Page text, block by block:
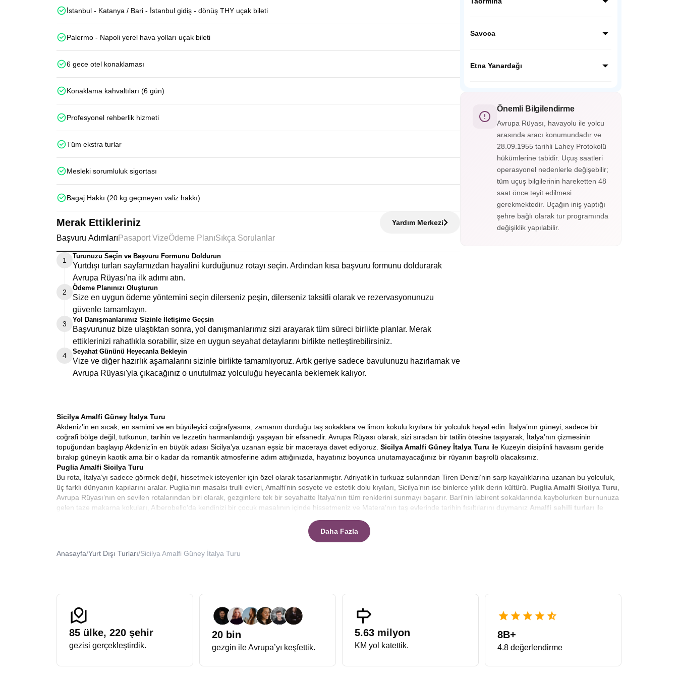
İstanbul - Katanya / Bari - İstanbul gidiş - dönüş THY uçak bileti
Palermo - Napoli yerel hava yolları uçak bileti
6 gece otel konaklaması
Konaklama kahvaltıları (6 gün)
Profesyonel rehberlik hizmeti
Tüm ekstra turlar
Mesleki sorumluluk sigortası
Bagaj Hakkı (20 kg geçmeyen valiz hakkı)
Merak Ettikleriniz Yardım Merkezi
Başvuru Adımları Pasaport VizeÖdeme Planı Sıkça Sorulanlar
1
Turunuzu Seçin ve Başvuru Formunu Doldurun
Yurtdışı turları sayfamızdan hayalini kurduğunuz rotayı seçin. Ardından kısa başvuru formunu doldurarak
Avrupa Rüyası'na ilk adımı atın.
2
Ödeme Planınızı Oluşturun
Size en uygun ödeme yöntemini seçin dilerseniz peşin, dilerseniz taksitli olarak ve rezervasyonunuzu
güvenle tamamlayın.
3
Yol Danışmanlarımız Sizinle İletişime Geçsin
Başvurunuz bize ulaştıktan sonra, yol danışmanlarımız sizi arayarak tüm süreci birlikte planlar. Merak
ettiklerinizi rahatlıkla sorabilir, size en uygun seyahat detaylarını birlikte netleştirebilirsiniz.
4
Seyahat Gününü Heyecanla Bekleyin
Vize ve diğer hazırlık aşamalarını sizinle birlikte tamamlıyoruz. Artık geriye sadece bavulunuzu hazırlamak ve
Avrupa Rüyası'yla çıkacağınız o unutulmaz yolculuğu heyecanla beklemek kalıyor.
alan büyüleyici bir sahil kasabasıdır. Antik
Akdeniz’in en romantik duraklarındandır.
Savoca
alan tarihi bir tepe köyüdür. “The Godfather”
Etna Yanardağı
yanardağıdır. UNESCO Dünya Mirası
listesindedir. Krater yürüyüşleri ve lav
manzaralarıyla etkileyici bir doğa deneyimi
Önemli Bilgilendirme
Avrupa Rüyası, havayolu ile yolcu
arasında aracı konumundadır ve
28.09.1955 tarihli Lahey Protokolü
hükümlerine tabidir. Uçuş saatleri
operasyonel nedenlerle değişebilir;
tüm uçuş bilgilerinin hareketten 48
saat önce teyit edilmesi
gerekmektedir. Uçağın iniş yaptığı
şehre bağlı olarak tur programında
değişiklik yapılabilir.
Sicilya Amalfi Güney İtalya Turu
Akdeniz’in en sıcak, en samimi ve en büyüleyici coğrafyasına, zamanın durduğu taş sokaklara ve limon kokulu kıyılara bir yolculuk hayal edin. İtalya’nın güneyi, sadece bir
coğrafi bölge değil, tutkunun, tarihin ve lezzetin harmanlandığı yaşayan bir efsanedir. Avrupa Rüyası olarak, sizi sıradan bir tatilin ötesine taşıyarak, İtalya’nın çizmesinin
topuğundan başlayıp Akdeniz’in en büyük adası Sicilya’ya uzanan eşsiz bir maceraya davet ediyoruz. Sicilya Amalfi Güney İtalya Turu ile Kuzeyin disiplinli havasını geride
bırakıp güneyin kaotik ama bir o kadar da romantik atmosferine adım attığınızda, hayatınız boyunca unutamayacağınız bir rüyanın başrolü olacaksınız.
Puglia Amalfi Sicilya Turu
Bu rota, İtalya’yı sadece görmek değil, hissetmek isteyenler için özel olarak tasarlanmıştır. Adriyatik’in turkuaz sularından Tiren Denizi’nin sarp kayalıklarına uzanan bu yolculuk,
üç farklı dünyanın kapılarını aralar. Puglia’nın masalsı trulli evleri, Amalfi’nin sosyete ve estetik dolu kıyıları, Sicilya’nın ise binlerce yıllık derin kültürü. Puglia Amalfi Sicilya Turu
Avrupa Rüyası’nın en sevilen rotalarından biri olarak, gezginlere tek bir seyahatte İtalya’nın tüm renklerini sunmayı başarır. Bari’nin labirent sokaklarında kaybolurken burnunuza
gelen taze makarna kokuları, Alberobello’da kendinizi bir çocuk masalının içinde hissetmeniz ve Matera’nın taş evlerinde tarihin fısıltılarını duymanız Amalfi sahili turları ile
Güney İtalya, Avrupa’nın başka hiçbir yerine benzemez. Burada zaman daha yavaş akar, kahkahalar daha gürültülüdür ve güneş daha cömerttir.
kültürünün olmazsa olmazıdır. Biz bu turda sizi sadece turistik noktalara değil, yerel halkın ruhunu hissedebileceğiniz meydanlara da götürüyoruz. Napoli’nin daracık, çamaşır
Trulli evleri, gri ve beyazın muhteşem uyumunu sergiler. Sanki bir film setindeymişsiniz hissi uyandıran bu kasaba, fotoğraf tutkunları için bir cennettir. Ardından rotamızı Bari ve
Polignano a Mare gibi, denizin üzerine kurulmuş, balkonlarından Adriyatik’in sonsuz maviliğini izleyebileceğiniz sahil kasabalarına çeviriyoruz. Beyaz badanalı evlerin mavi denizle
oluşturduğu kontrast, zihninizden asla silinmeyecek bir tablo gibidir.
Sicilya Puglia Turu
İtalya’nın ana karasından ayrılıp mitolojilerin, efsanelerin ve tarihin beşiği Sicilya’ya geçtiğimizde, turun atmosferi bambaşka bir boyuta taşınır.Sicilya Puglia Turu
hem kırsal İtalya’nın sakinliğini hem de ada yaşamının kendine has, biraz asi ama büyüleyici karakterini birleştirir.
Sicilya turu gezilecek yerlerilk durağı genellikle Katanya veya
çekildiği Savoca köyünde, filmin o meşhur sahnelerinin geçtiği Bar Vitelli’de oturup bir şeyler içmek, sinema tarihine kısa bir yolculuk yapmanızı sağlar. Sicilya, sadece bir ada
Daha Fazla
Anasayfa/Yurt Dışı Turları/Sicilya Amalfi Güney İtalya Turu
85 ülke, 220 şehir
gezisi gerçekleştirdik.
20 bin
gezgin ile Avrupa’yı keşfettik.
5.63 milyon
KM yol katettik.
8B+
4.8 değerlendirme